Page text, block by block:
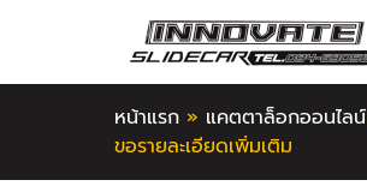
หน้าแรก » แคตตาล็อกออนไลน์
ขอรายละเอียดเพิ่มเติม